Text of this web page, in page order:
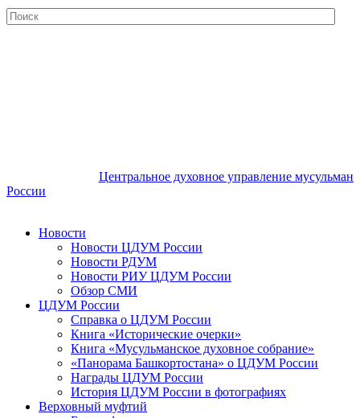
Центральное духовное управление мусульман
России
Новости
Новости ЦДУМ России
Новости РДУМ
Новости РИУ ЦДУМ России
Обзор СМИ
ЦДУМ России
Справка о ЦДУМ России
Книга «Исторические очерки»
Книга «Мусульманское духовное собрание»
«Панорама Башкортостана» о ЦДУМ России
Награды ЦДУМ России
История ЦДУМ России в фотографиях
Верховный муфтий